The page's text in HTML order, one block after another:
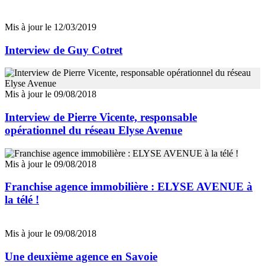
Mis à jour le 12/03/2019
Interview de Guy Cotret
Mis à jour le 09/08/2018
Interview de Pierre Vicente, responsable
opérationnel du réseau Elyse Avenue
Mis à jour le 09/08/2018
Franchise agence immobilière : ELYSE AVENUE à
la télé !
Mis à jour le 09/08/2018
Une deuxième agence en Savoie